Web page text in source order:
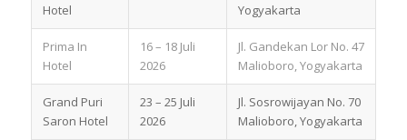
Hotel
Yogyakarta
Prima In
Hotel
16 – 18 Juli
2026
Jl. Gandekan Lor No. 47
Malioboro, Yogyakarta
Grand Puri
Saron Hotel
23 – 25 Juli
2026
Jl. Sosrowijayan No. 70
Malioboro, Yogyakarta